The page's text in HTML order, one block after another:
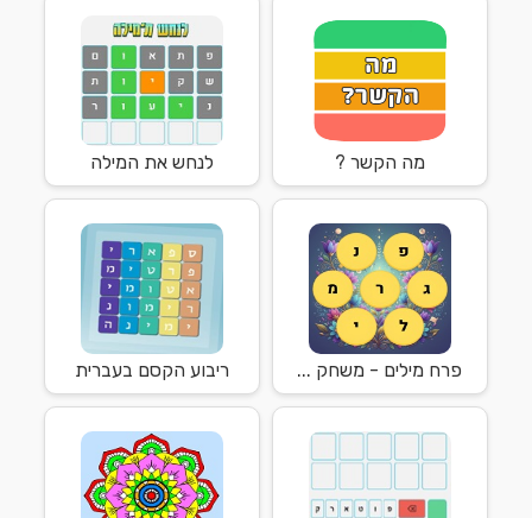
מה הקשר ? לנחש את המילה
פרח מילים - משחק ... ריבוע הקסם בעברית